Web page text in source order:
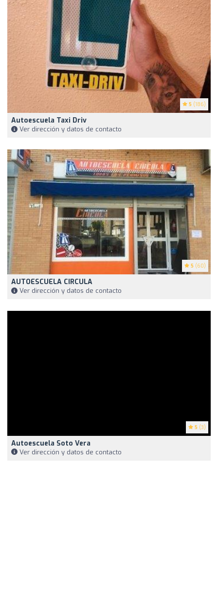
5 (186)
Autoescuela Taxi Driv
Ver dirección y datos de contacto
5 (60)
AUTOESCUELA CIRCULA
Ver dirección y datos de contacto
5 (3)
Autoescuela Soto Vera
Ver dirección y datos de contacto